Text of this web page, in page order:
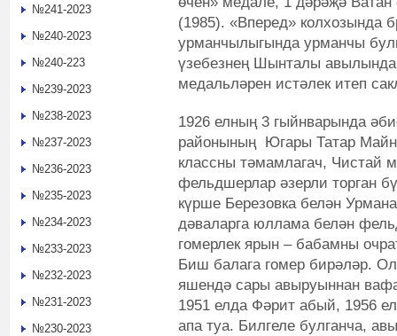
(1985). «Вперед» колхозында
урманчылыгында урманчы
үзебезнең Шынталы
медальләрен истәлек итеп
1926 елның 3 гыйнварында
районының Югары Татар
классны тәмамлагач, Чистай
фельдшерлар әзерли торган
күрше Березовка белән
дәваларга юллама белән
гомерлек ярын – бабамны
Биш балага гомер бирәләр.
яшендә сары авыруыннан
1951 елда Фәрит абый, 1956
апа туа. Билгеле булганча,
№241-2023
№240-2023
№240-223
№239-2023
№238-2023
№237-2023
№236-2023
№235-2023
№234-2023
№233-2023
№232-2023
№231-2023
№230-2023